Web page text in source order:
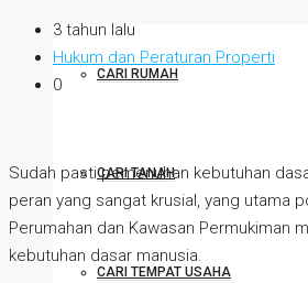
CARI RUMAH
CARI TANAH
CARI TEMPAT USAHA
3 tahun lalu
Hukum dan Peraturan Properti
0
Sudah pasti pemenuhan kebutuhan
peran yang sangat krusial, yang utama
Perumahan dan Kawasan Permukiman
kebutuhan dasar manusia.